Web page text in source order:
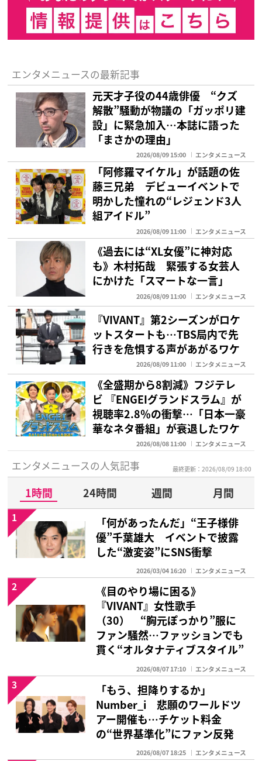
エンタメニュースの最新記事
元天才子役の44歳俳優 “クズ
解散”騒動が物議の「ガッポリ建
設」に緊急加入…本誌に語った
「まさかの理由」
2026/08/09 15:00 エンタメニュース
「阿修羅マイケル」が話題の佐
藤三兄弟 デビューイベントで
明かした憧れの“レジェンド3人
組アイドル”
2026/08/09 11:00 エンタメニュース
《過去には“XL女優”に神対応
も》木村拓哉 緊張する女芸人
にかけた「スマートな一言」
2026/08/09 11:00 エンタメニュース
『VIVANT』第2シーズンがロケ
ットスタートも…TBS局内で先
行きを危惧する声があがるワケ
2026/08/09 11:00 エンタメニュース
《全盛期から8割減》フジテレ
ビ 『ENGEIグランドスラム』が
視聴率2.8％の衝撃…「日本一豪
華なネタ番組」が衰退したワケ
2026/08/08 11:00 エンタメニュース
エンタメニュースの人気記事 最終更新：2026/08/09 18:00
1時間 24時間 週間
月間
「何があったんだ」“王子様俳
優”千葉雄大 イベントで披露
した“激変姿”にSNS衝撃
2026/03/04 16:20 エンタメニュース
1
《目のやり場に困る》
『VIVANT』女性歌手
（30） “胸元ぽっかり”服に
ファン騒然…ファッションでも
貫く“オルタナティブスタイル”
2026/08/07 17:10 エンタメニュース
2
「もう、担降りするか」
Number_i 悲願のワールドツ
アー開催も…チケット料金
の“世界基準化”にファン反発
2026/08/07 18:25 エンタメニュース
3